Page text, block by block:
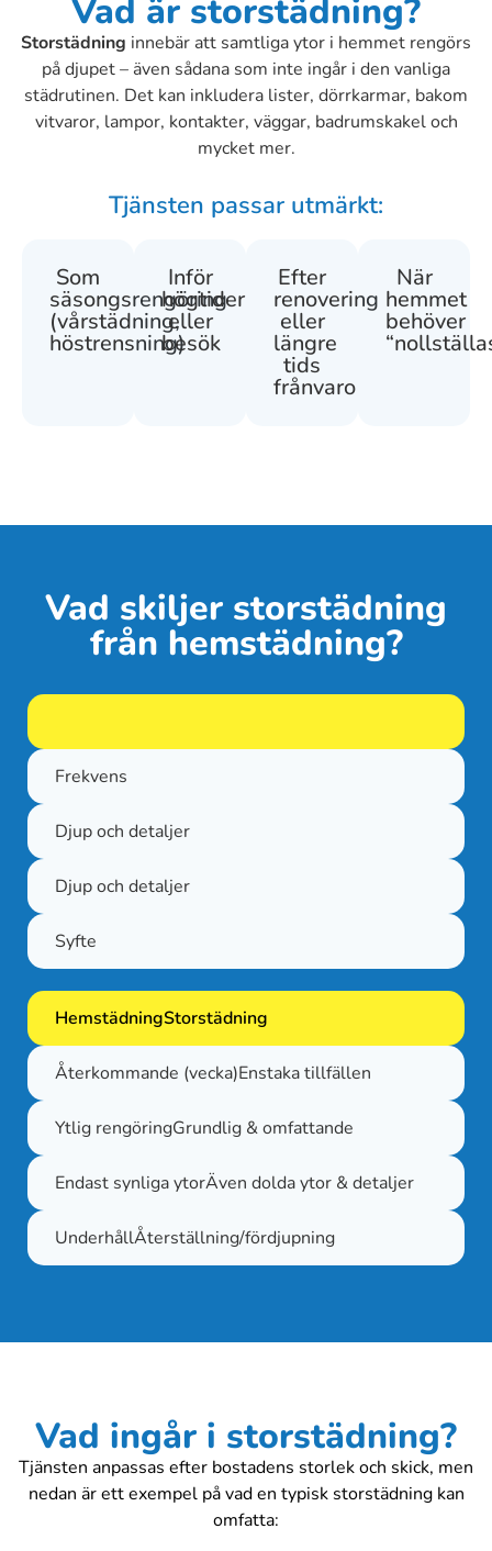
Vad är storstädning?
Storstädning innebär att samtliga ytor i hemmet rengörs
på djupet – även sådana som inte ingår i den vanliga
städrutinen. Det kan inkludera lister, dörrkarmar, bakom
vitvaror, lampor, kontakter, väggar, badrumskakel och
mycket mer.
Tjänsten passar utmärkt:
Som
säsongsrengöring
(vårstädning,
höstrensning)
Inför
högtider
eller
besök
Efter
renovering
eller
längre
tids
frånvaro
När
hemmet
behöver
Vad skiljer storstädning
från hemstädning?
Frekvens
Djup och detaljer
Djup och detaljer
Syfte
HemstädningStorstädning
Återkommande (vecka)Enstaka tillfällen
Ytlig rengöringGrundlig & omfattande
Endast synliga ytorÄven dolda ytor & detaljer
UnderhållÅterställning/fördjupning
Vad ingår i storstädning?
Tjänsten anpassas efter bostadens storlek och skick, men
nedan är ett exempel på vad en typisk storstädning kan
omfatta: